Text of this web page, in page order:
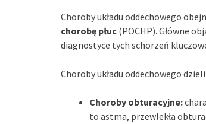
Choroby układu oddechowego
chorobę płuc (POCHP). Główne
diagnostyce tych schorzeń
Choroby układu oddechowego
Choroby obturacyjne:
to astma, przewlekła